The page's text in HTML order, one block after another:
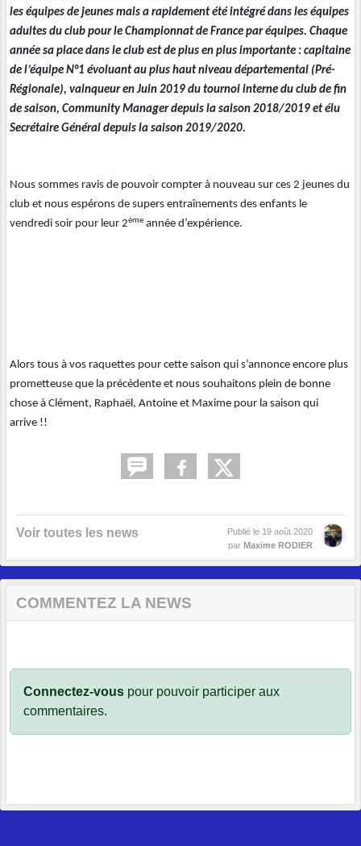
les équipes de jeunes mais a rapidement été intégré dans les équipes
adultes du club pour le Championnat de France par équipes. Chaque
année sa place dans le club est de plus en plus importante : capitaine
de l’équipe N°1 évoluant au plus haut niveau départemental (Pré-
Régionale), vainqueur en Juin 2019 du tournoi interne du club de fin
de saison, Community Manager depuis la saison 2018/2019 et élu
Secrétaire Général depuis la saison 2019/2020.
Nous sommes ravis de pouvoir compter à nouveau sur ces 2 jeunes du
club et nous espérons de supers entraînements des enfants le
vendredi soir pour leur 2ème année d’expérience.
Alors tous à vos raquettes pour cette saison qui s’annonce encore plus
prometteuse que la précédente et nous souhaitons plein de bonne
chose à Clément, Raphaël, Antoine et Maxime pour la saison qui
arrive !!
Voir toutes les news Publié le 19 août 2020
par Maxime RODIER
COMMENTEZ LA NEWS
Connectez-vous pour pouvoir participer aux
commentaires.